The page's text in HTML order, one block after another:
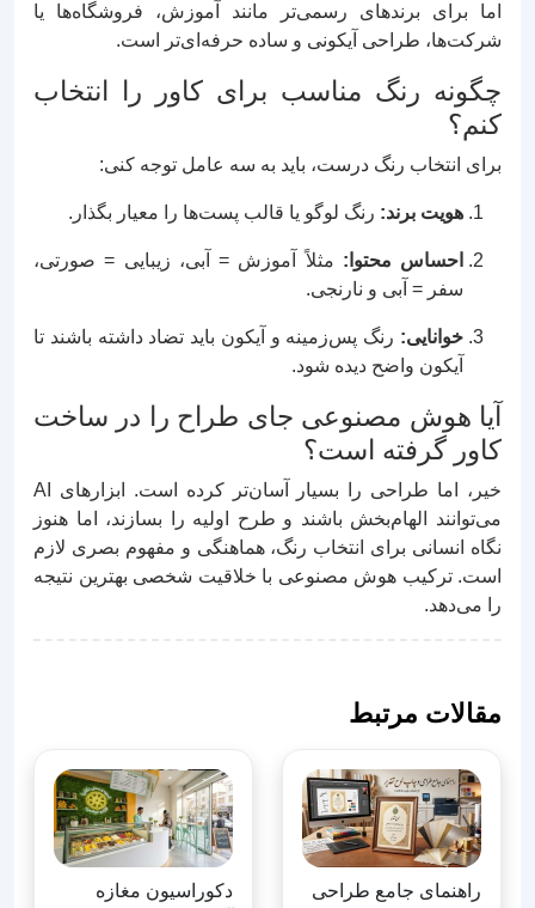
اما برای برندهای رسمی‌تر مانند آموزش، فروشگاه‌ها یا
شرکت‌ها، طراحی آیکونی و ساده حرفه‌ای‌تر است.
چگونه رنگ مناسب برای کاور را انتخاب
کنم؟
برای انتخاب رنگ درست، باید به سه عامل توجه کنی:
هویت برند: رنگ لوگو یا قالب پست‌ها را معیار بگذار.
احساس محتوا: مثلاً آموزش = آبی، زیبایی = صورتی،
سفر = آبی و نارنجی.
خوانایی: رنگ پس‌زمینه و آیکون باید تضاد داشته باشند تا
آیکون واضح دیده شود.
آیا هوش مصنوعی جای طراح را در ساخت
کاور گرفته است؟
خیر، اما طراحی را بسیار آسان‌تر کرده است. ابزارهای AI
می‌توانند الهام‌بخش باشند و طرح اولیه را بسازند، اما هنوز
نگاه انسانی برای انتخاب رنگ، هماهنگی و مفهوم بصری لازم
است. ترکیب هوش مصنوعی با خلاقیت شخصی بهترین نتیجه
را می‌دهد.
مقالات مرتبط
راهنمای جامع طراحی
دکوراسیون مغازه